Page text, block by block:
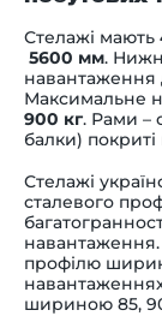
Стелажі мають
5600 мм.
навантаження
Максимальне
900 кг. Рами –
балки)
Стелажі
сталевого
навантаження.
профілю
шириною 85, 90,